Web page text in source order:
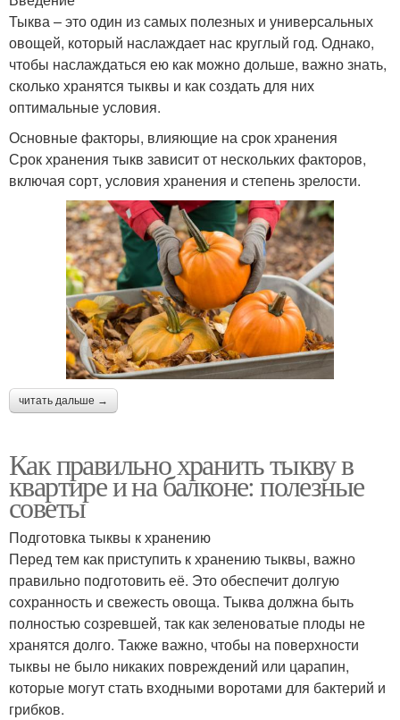
Тыква – это один из самых полезных и универсальных
овощей, который наслаждает нас круглый год. Однако,
чтобы наслаждаться ею как можно дольше, важно знать,
сколько хранятся тыквы и как создать для них
оптимальные условия.
Основные факторы, влияющие на срок хранения
Срок хранения тыкв зависит от нескольких факторов,
включая сорт, условия хранения и степень зрелости.
читать дальше →
Как правильно хранить тыкву в
квартире и на балконе: полезные
советы
Подготовка тыквы к хранению
Перед тем как приступить к хранению тыквы, важно
правильно подготовить её. Это обеспечит долгую
сохранность и свежесть овоща. Тыква должна быть
полностью созревшей, так как зеленоватые плоды не
хранятся долго. Также важно, чтобы на поверхности
тыквы не было никаких повреждений или царапин,
которые могут стать входными воротами для бактерий и
грибков.